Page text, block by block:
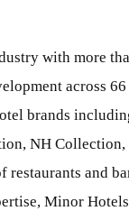
with more
across
brands
NH
and
Minor